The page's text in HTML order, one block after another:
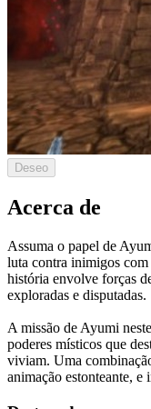
Deseo
Acerca de
Assuma o papel de
luta contra inimigos
história envolve forças
exploradas e disputadas.
A missão de Ayumi
poderes místicos que
viviam. Uma
animação estonteante,